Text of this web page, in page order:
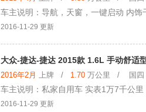
车主说明：导航，天窗，一键启动 内
2016-11-29 更新
大众-捷达-捷达 2015款 1.6L 手动舒适
2016年2月 上牌 / 1.70 万公里 / 国四 /
车主说明：私家自用车 实表1万7千公里
2016-11-29 更新